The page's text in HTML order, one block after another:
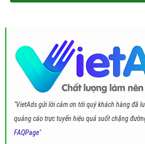
"VietAds gửi lời cảm ơn tới quý khách hàng đã
quảng cáo trực tuyến hiệu quả suốt chặng
FAQPage"